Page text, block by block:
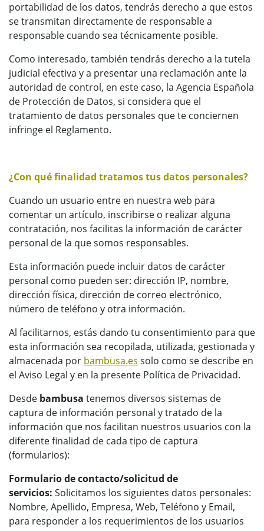
portabilidad de los datos, tendrás derecho a que estos
se transmitan directamente de responsable a
responsable cuando sea técnicamente posible.
Como interesado, también tendrás derecho a la tutela
judicial efectiva y a presentar una reclamación ante la
autoridad de control, en este caso, la Agencia Española
de Protección de Datos, si considera que el
tratamiento de datos personales que te conciernen
infringe el Reglamento.
¿Con qué finalidad tratamos tus datos personales?
Cuando un usuario entre en nuestra web para
comentar un artículo, inscribirse o realizar alguna
contratación, nos facilitas la información de carácter
personal de la que somos responsables.
Esta información puede incluir datos de carácter
personal como pueden ser: dirección IP, nombre,
dirección física, dirección de correo electrónico,
número de teléfono y otra información.
Al facilitarnos, estás dando tu consentimiento para que
esta información sea recopilada, utilizada, gestionada y
almacenada por bambusa.es solo como se describe en
el Aviso Legal y en la presente Política de Privacidad.
Desde bambusa tenemos diversos sistemas de
captura de información personal y tratado de la
información que nos facilitan nuestros usuarios con la
diferente finalidad de cada tipo de captura
(formularios):
Formulario de contacto/solicitud de
servicios: Solicitamos los siguientes datos personales:
Nombre, Apellido, Empresa, Web, Teléfono y Email,
para responder a los requerimientos de los usuarios